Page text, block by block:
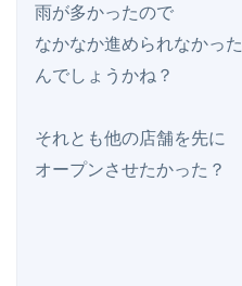
雨が多かったので
なかなか進められなかった
んでしょうかね？
それとも他の店舗を先に
オープンさせたかった？